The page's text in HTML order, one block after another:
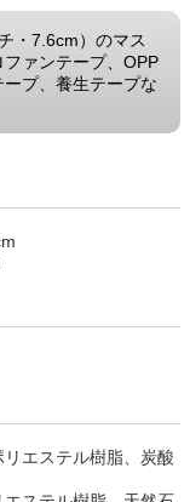
・7.6cm）のマス
ァンテープ、OPP
プ、養生テープな
エステル樹脂、炭酸